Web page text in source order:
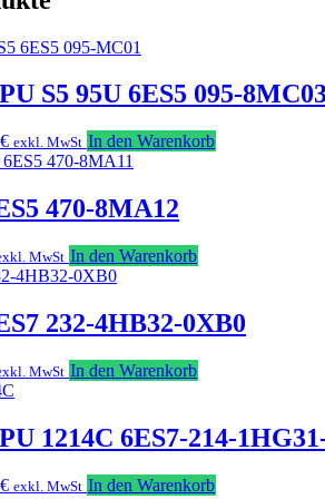
S5 95U 6ES5 095-
€Aktueller
Preis
145,00 €.
exkl. MwSt In den Warenkorb
470-8MA12
€.
MwSt In den Warenkorb
232-4HB32-0XB0
€.
MwSt In den Warenkorb
1214C 6ES7-214-
€Aktueller
exkl. MwSt In den Warenkorb